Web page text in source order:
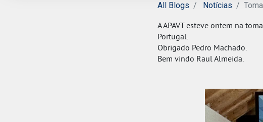
All Blogs Notícias
A APAVT esteve ontem na
Portugal.
Obrigado Pedro Machado.
Bem vindo Raul Almeida.